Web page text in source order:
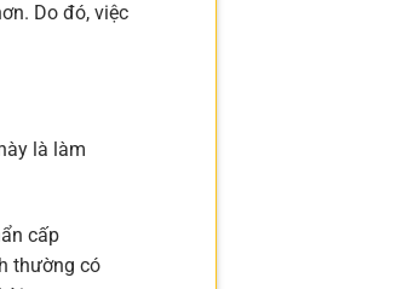
Do đó, việc
là làm
cấp
thường có